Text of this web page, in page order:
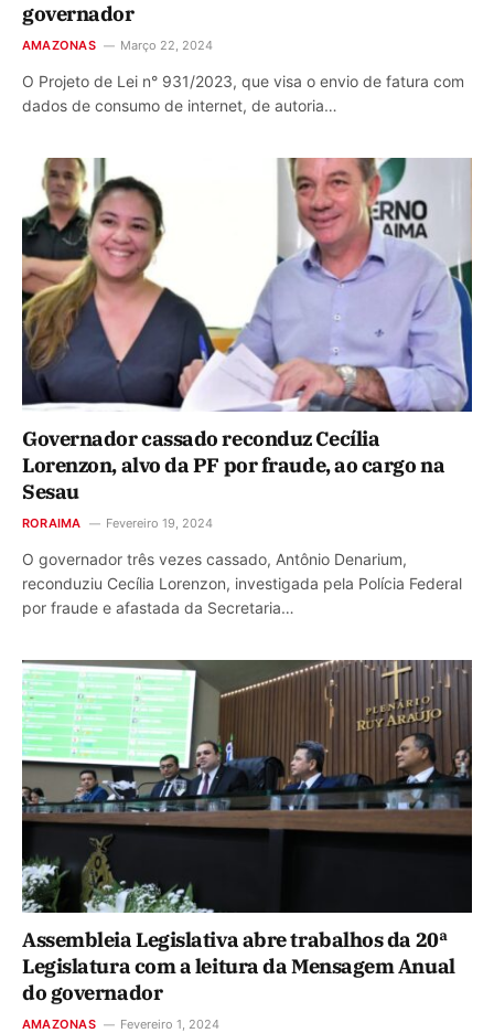
governador
AMAZONAS Março 22, 2024
O Projeto de Lei n° 931/2023, que visa o envio de fatura com
dados de consumo de internet, de autoria…
Governador cassado reconduz Cecília
Lorenzon, alvo da PF por fraude, ao cargo na
Sesau
RORAIMA Fevereiro 19, 2024
O governador três vezes cassado, Antônio Denarium,
reconduziu Cecília Lorenzon, investigada pela Polícia Federal
por fraude e afastada da Secretaria…
Assembleia Legislativa abre trabalhos da 20ª
Legislatura com a leitura da Mensagem Anual
do governador
AMAZONAS Fevereiro 1, 2024